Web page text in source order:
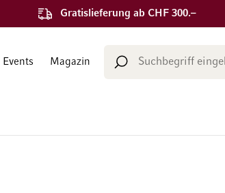
Gratislieferung ab CHF 300.–
Events Magazin
Suche